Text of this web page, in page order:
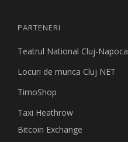
PARTENERI
Teatrul National Cluj-Napoca
Locuri de munca Cluj NET
TimoShop
Taxi Heathrow
Bitcoin Exchange